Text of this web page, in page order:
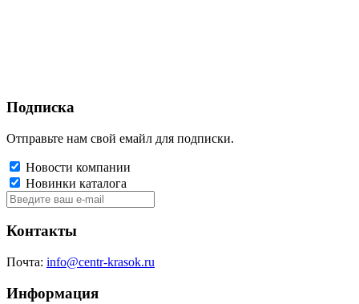
Подписка
Отправьте нам свой емайл для подписки.
Новости компании
Новинки каталога
Контакты
Почта: info@centr-krasok.ru
Информация